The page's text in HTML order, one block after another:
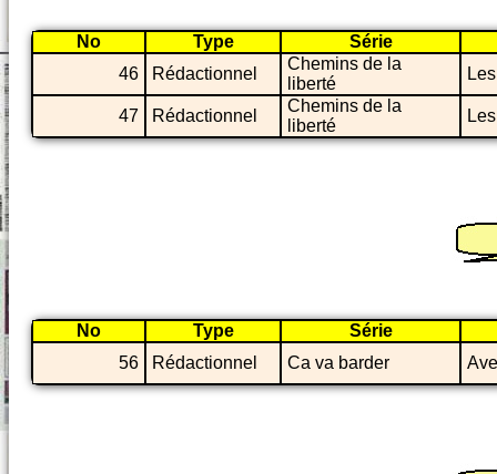
No Type
Série
46
Rédactionnel
Chemins de la
liberté
47 Rédactionnel
Chemins de la
liberté
No Type
Série
56
Rédactionnel Ca va barder